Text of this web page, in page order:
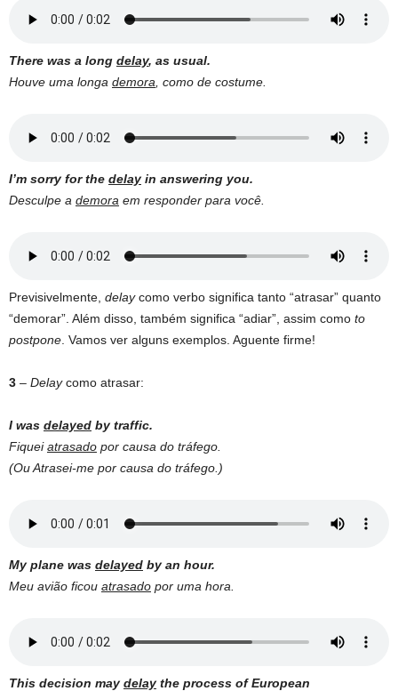
There was a long delay, as usual.
Houve uma longa demora , como de costume.
I’m sorry for the delay in answering you.
Desculpe a demora em responder para você.
Previsivelmente, delaycomo verbo significa tanto “atrasar” quanto
“demorar”. Além disso, também significa “adiar”, assim como to
postpone . Vamos ver alguns exemplos. Aguente firme!
3 – Delaycomo atrasar:
I was delayed by traffic.
Fiqueiatrasado por causa do tráfego.
(Ou Atrasei-me por causa do tráfego.)
My plane was delayed by an hour.
Meu avião ficou atrasado por uma hora.
This decision may delay the process of European